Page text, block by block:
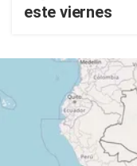
este viernes